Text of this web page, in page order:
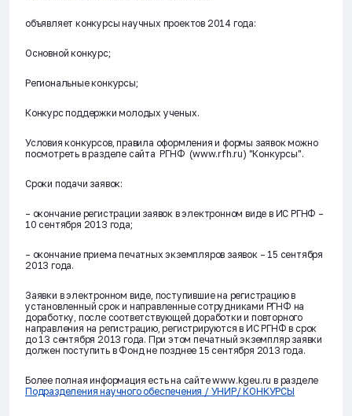
объявляет конкурсы научных проектов 2014 года:
Основной конкурс;
Региональные конкурсы;
Конкурс поддержки молодых ученых.
Условия конкурсов, правила оформления и формы заявок можно
посмотреть в разделе сайта РГНФ (www.rfh.ru) "Конкурсы".
Сроки подачи заявок:
– окончание регистрации заявок в электронном виде в ИС РГНФ –
10 сентября 2013 года;
– окончание приема печатных экземпляров заявок – 15 сентября
2013 года.
Заявки в электронном виде, поступившие на регистрацию в
установленный срок и направленные сотрудниками РГНФ на
доработку, после соответствующей доработки и повторного
направления на регистрацию, регистрируются в ИС РГНФ в срок
до 13 сентября 2013 года. При этом печатный экземпляр заявки
должен поступить в Фонд не позднее 15 сентября 2013 года.
Более полная информация есть на сайте www.kgeu.ru в разделе
Подразделения научного обеспечения / УНИР/ КОНКУРСЫ